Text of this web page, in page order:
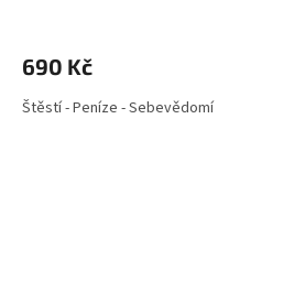
690 Kč
Štěstí - Peníze - Sebevědomí